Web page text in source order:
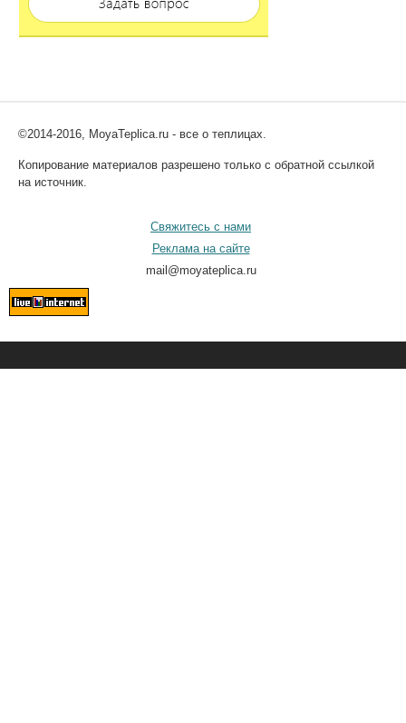
©2014-2016, MoyaTeplica.ru - все о теплицах.
Копирование материалов разрешено только с обратной ссылкой
на источник.
Свяжитесь с нами
Реклама на сайте
mail@moyateplica.ru